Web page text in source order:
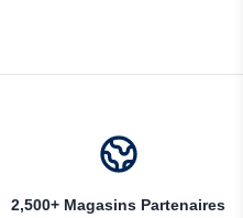
2,500+ Magasins Partenaires